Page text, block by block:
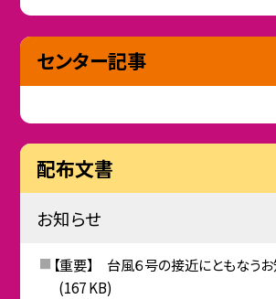
センター記事
配布文書
お知らせ
【重要】 台風６号の接近にともなう
(167 KB)